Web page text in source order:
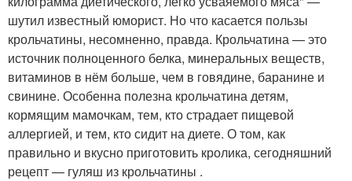
шутил известный юморист. Но что касается пользы
крольчатины, несомненно, правда. Крольчатина — это
источник полноценного белка, минеральных веществ,
витаминов в нём больше, чем в говядине, баранине и
свинине. Особенна полезна крольчатина детям,
кормящим мамочкам, тем, кто страдает пищевой
аллергией, и тем, кто сидит на диете. О том, как
правильно и вкусно приготовить кролика, сегодняшний
рецепт — гуляш из крольчатины .